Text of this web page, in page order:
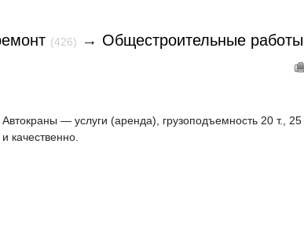
(426) → Общестроительные работы
Автокраны — услуги (аренда), грузоподъемность 20 т., 25
и качественно.